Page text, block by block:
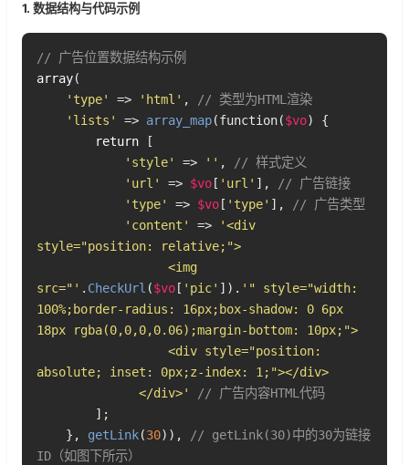
1. 数据结构与代码示例
// 广告位置数据结构示例
array(
'type'
=> 'html' ,
// 类型为HTML渲染
'lists'
=> array_map(function($vo) {
return [
'style'
=> '' ,
// 样式定义
'url'
=> $vo [ 'url' ],
// 广告链接
'type'
=> $vo [ 'type' ],
// 广告类型
'content'
=>
'<div
style="position: relative;">
src="' . CheckUrl ($vo [ 'pic' ]). '" style="width:
100%;border-radius: 16px;box-shadow: 0 6px
18px rgba(0,0,0,0.06);margin-bottom: 10px;">
absolute; inset: 0px;z-index: 1;"></div>
              </div>'
// 广告内容HTML代码
    },
getLink(30)),
// getLink(30)中的30为链接
ID（如图下所示）